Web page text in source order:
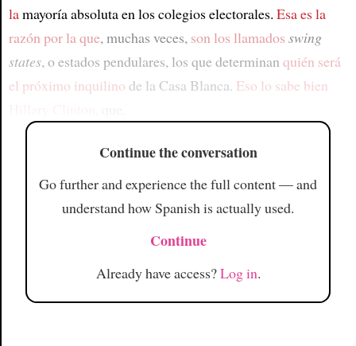
lamayoría absoluta en los colegios electorales. Esa es la
razón por la que, muchas veces, son los llamados swing
states, o estados pendulares, los que determinan quién será
el próximo inquilino de la Casa Blanca. Eso lo sabe bien
Continue the conversation
Go further and experience the full content — and
understand how Spanish is actually used.
Continue
Already have access?Log in.